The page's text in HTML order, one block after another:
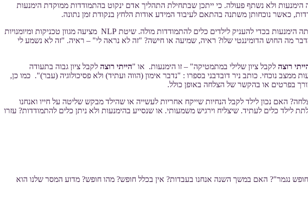
ולא נשתף פעולה. כי ייתכן שבתחילת התהליך אדם ינקוט בהתמודדות ממוקדת הימנעות
כאשר נוכחותן משתנה בהתאם לעיבוד המידע אודות הלחץ בנקודת זמן נתונה.
ההימנעות יכולה להיות ממקום שאכן ישנה בעיה/קושי וייתכן שמדובר בעיוות חשיבה, כך או כך, חשוב שנבין את הסיבה לאותה הימנעות בכדי להעניק לילדים כלים להתמודדות מולה. שיטת NLP מציעה מגוון טכניקות ומיומנויות
מה החוש הדומיננטי שלו? ראיה, שמיעה או חישה? "זה לא נראה לי" – ראיה. "זה לא נשמע לי
רוצה לקבל ציון שלילי במתמטיקה" – זו הימנעות. או "הייתי רוצה לקבל ציון גבוה בתעודה
נוכחי. כותב ניר דובדבני בספרו : "נדבר אימון (הווה ועתיד) ולא פסיכולוגיה (עבר)". כמו כן,
בפרטים או בהקשר של הצלחה באופן כולל.
האם נכון לילד לקבל הנחיות שייקח אחריות לעשייה או שהילד מבקש שליטה על חייו ואנחנו
כלים לעתיד. שיצליח וירגיש משמעותי. או שנסייע בהימנעות ולא ניתן כלים להתמודדות? עזרו
נגמר"? האם במשך השנה אנחנו בעבדות? אין בכלל חופש? מהו חופש? מדוע המסר שלנו הוא